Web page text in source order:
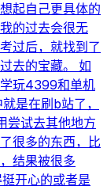
起自己更具体的
的过去会很无
过后，就找到了
去的宝藏。 如
玩4399和单机
是在刷b站了，
尝试去其他地方
很多的东西，比
结果被很多
开心的或者是